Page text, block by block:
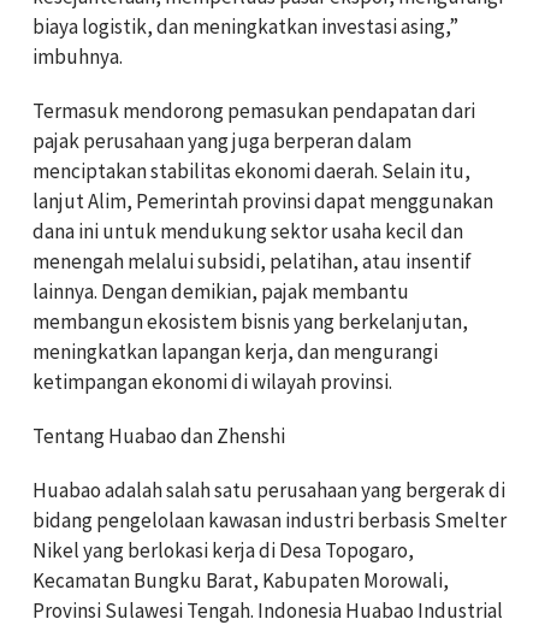
biaya logistik, dan meningkatkan investasi asing,”
imbuhnya.
Termasuk mendorong pemasukan pendapatan dari
pajak perusahaan yang juga berperan dalam
menciptakan stabilitas ekonomi daerah. Selain itu,
lanjut Alim, Pemerintah provinsi dapat menggunakan
dana ini untuk mendukung sektor usaha kecil dan
menengah melalui subsidi, pelatihan, atau insentif
lainnya. Dengan demikian, pajak membantu
membangun ekosistem bisnis yang berkelanjutan,
meningkatkan lapangan kerja, dan mengurangi
ketimpangan ekonomi di wilayah provinsi.
Tentang Huabao dan Zhenshi
Huabao adalah salah satu perusahaan yang bergerak di
bidang pengelolaan kawasan industri berbasis Smelter
Nikel yang berlokasi kerja di Desa Topogaro,
Kecamatan Bungku Barat, Kabupaten Morowali,
Provinsi Sulawesi Tengah. Indonesia Huabao Industrial